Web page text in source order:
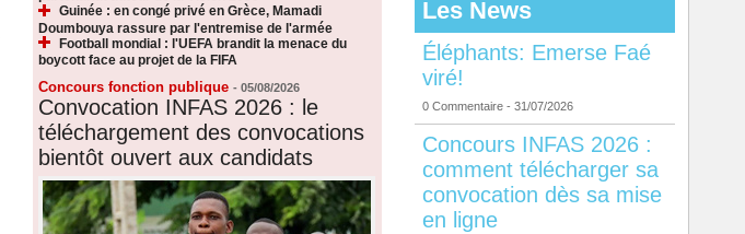
Guinée : en congé privé en Grèce, Mamadi
Doumbouya rassure par l'entremise de l'armée
Football mondial : l'UEFA brandit la menace du
boycott face au projet de la FIFA
Concours fonction publique - 05/08/2026
Convocation INFAS 2026 : le
téléchargement des convocations
bientôt ouvert aux candidats
Les News
Éléphants: Emerse Faé
viré!
0 Commentaire - 31/07/2026
Concours INFAS 2026 :
comment télécharger sa
convocation dès sa mise
en ligne